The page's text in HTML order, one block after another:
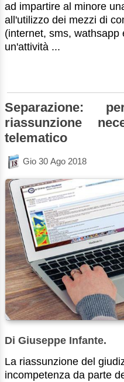
ad impartire al minore
all'utilizzo dei mezzi di
(internet, sms,
un'attività ...
riassunzione
telematico
Gio 30 Ago 2018
Di Giuseppe Infante.
La riassunzione del
incompetenza da parte